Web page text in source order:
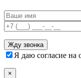
Я даю согласие на
×